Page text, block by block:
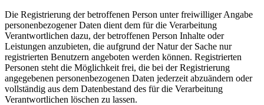
Die Registrierung der betroffenen Person unter freiwilliger Angabe
personenbezogener Daten dient dem für die Verarbeitung
Verantwortlichen dazu, der betroffenen Person Inhalte oder
Leistungen anzubieten, die aufgrund der Natur der Sache nur
registrierten Benutzern angeboten werden können. Registrierten
Personen steht die Möglichkeit frei, die bei der Registrierung
angegebenen personenbezogenen Daten jederzeit abzuändern oder
vollständig aus dem Datenbestand des für die Verarbeitung
Verantwortlichen löschen zu lassen.